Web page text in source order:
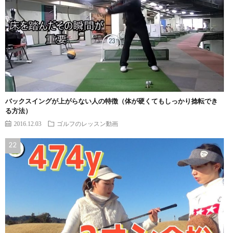
バックスイングが上がらない人の特徴（体が硬くてもしっかり捻転でき
る方法）
2016.12.03 ゴルフのレッスン動画